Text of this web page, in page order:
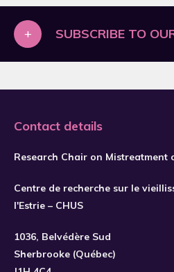
2015
2016
2021
2022
2026
+ SUBSCRIBE TO
Contact details
Research Chair on Mistreatment
Centre de recherche sur le
l'Estrie – CHUS
1036, Belvédère Sud
Sherbrooke (Québec)